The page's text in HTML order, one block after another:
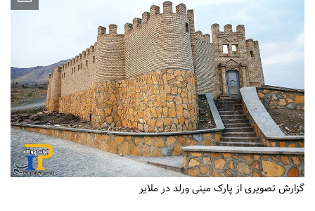
گزارش تصویری از پارک مینی ورلد در ملایر